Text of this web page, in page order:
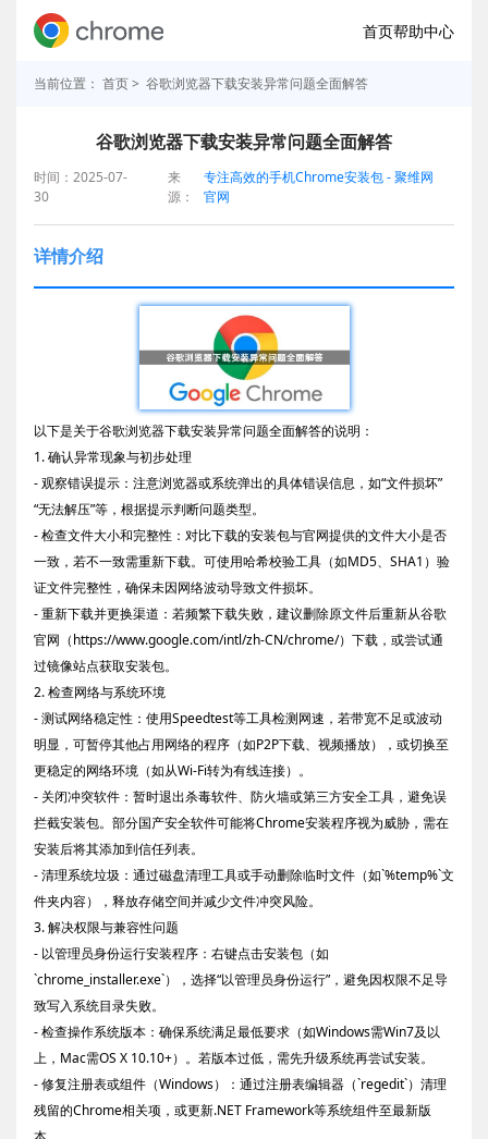
首页帮助中心
当前位置： 首页> 谷歌浏览器下载安装异常问题全面解答
谷歌浏览器下载安装异常问题全面解答
时间：2025-07-
30
来
源：
专注高效的手机Chrome安装包 - 聚维网
官网
详情介绍
以下是关于谷歌浏览器下载安装异常问题全面解答的说明：
1. 确认异常现象与初步处理
- 观察错误提示：注意浏览器或系统弹出的具体错误信息，如“文件损坏”
“无法解压”等，根据提示判断问题类型。
- 检查文件大小和完整性：对比下载的安装包与官网提供的文件大小是否
一致，若不一致需重新下载。可使用哈希校验工具（如MD5、SHA1）验
证文件完整性，确保未因网络波动导致文件损坏。
- 重新下载并更换渠道：若频繁下载失败，建议删除原文件后重新从谷歌
官网（https://www.google.com/intl/zh-CN/chrome/）下载，或尝试通
过镜像站点获取安装包。
2. 检查网络与系统环境
- 测试网络稳定性：使用Speedtest等工具检测网速，若带宽不足或波动
明显，可暂停其他占用网络的程序（如P2P下载、视频播放），或切换至
更稳定的网络环境（如从Wi-Fi转为有线连接）。
- 关闭冲突软件：暂时退出杀毒软件、防火墙或第三方安全工具，避免误
拦截安装包。部分国产安全软件可能将Chrome安装程序视为威胁，需在
安装后将其添加到信任列表。
- 清理系统垃圾：通过磁盘清理工具或手动删除临时文件（如`%temp%`文
件夹内容），释放存储空间并减少文件冲突风险。
3. 解决权限与兼容性问题
- 以管理员身份运行安装程序：右键点击安装包（如
`chrome_installer.exe`），选择“以管理员身份运行”，避免因权限不足导
致写入系统目录失败。
- 检查操作系统版本：确保系统满足最低要求（如Windows需Win7及以
上，Mac需OS X 10.10+）。若版本过低，需先升级系统再尝试安装。
- 修复注册表或组件（Windows）：通过注册表编辑器（`regedit`）清理
残留的Chrome相关项，或更新.NET Framework等系统组件至最新版